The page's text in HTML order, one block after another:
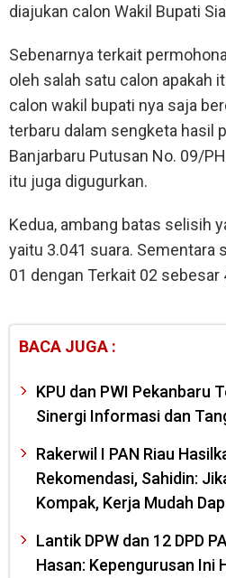
diajukan calon Wakil Bupati
Sebenarnya terkait
oleh salah satu calon apakah
calon wakil bupati nya saja
terbaru dalam sengketa hasil
Banjarbaru Putusan No. 09/
itu juga digugurkan.
Kedua, ambang batas selisih
yaitu 3.041 suara. Sementara
01 dengan Terkait 02 sebesar
BACA JUGA :
KPU dan PWI Pekanbaru
Sinergi Informasi dan
Rakerwil I PAN Riau
Rekomendasi, Sahidin:
Kompak, Kerja Mudah
Lantik DPW dan 12 DPD
Hasan: Kepengurusan Ini